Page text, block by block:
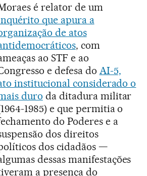
é relator de um
que apura a
de atos
, com
ao STF e ao
e defesa do AI-5,
institucional considerado o
duro da ditadura militar
1985) e que permitia o
do Poderes e a
dos direitos
dos cidadãos —
dessas manifestações
a presença do